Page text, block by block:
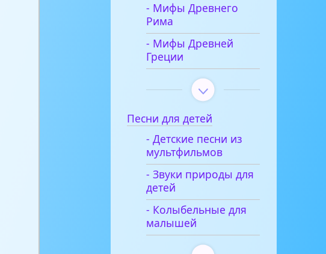
- Мифы Древнего
Рима
- Мифы Древней
Греции
Песни для детей
- Детские песни из
мультфильмов
- Звуки природы для
детей
- Колыбельные для
малышей